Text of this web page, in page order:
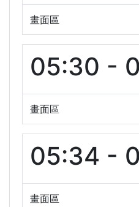
畫面區
05:30 -
畫面區
05:34 -
畫面區